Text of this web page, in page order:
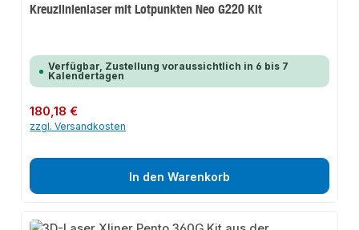
Kreuzlinienlaser mit Lotpunkten Neo G220 Kit
Verfügbar, Zustellung voraussichtlich in 6 bis 7
Kalendertagen
Regulärer Preis:
180,18 €
zzgl. Versandkosten
In den Warenkorb